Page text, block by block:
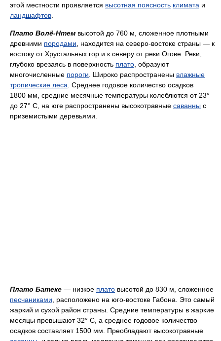
этой местности проявляется высотная поясность климата и
ландшафтов.
Плато Волё-Нтем высотой до 760 м, сложенное плотными
древними породами, находится на северо-востоке страны — к
востоку от Хрустальных гор и к северу от реки Огове. Реки,
глубоко врезаясь в поверхность плато, образуют
многочисленные пороги. Широко распространены влажные
тропические леса. Среднее годовое количество осадков
1800 мм, средние месячные температуры колеблются от 23°
до 27° С, на юге распространены высокотравные саванны с
приземистыми деревьями.
Плато Батеке — низкое плато высотой до 830 м, сложенное
песчаниками, расположено на юго-востоке Габона. Это самый
жаркий и сухой район страны. Средние температуры в жаркие
месяцы превышают 32° С, а среднее годовое количество
осадков составляет 1500 мм. Преобладают высокотравные